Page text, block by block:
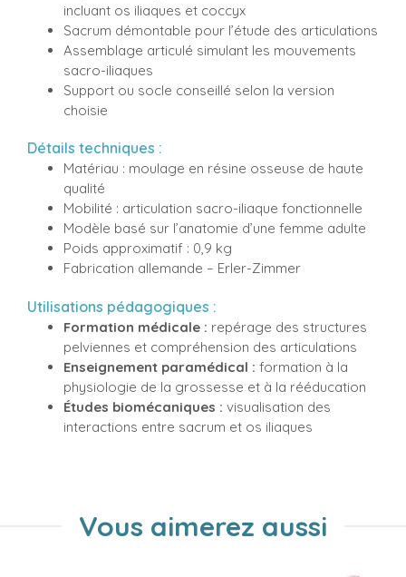
incluant os iliaques et coccyx
Sacrum démontable pour l’étude des articulations
Assemblage articulé simulant les mouvements
sacro-iliaques
Support ou socle conseillé selon la version
choisie
Détails techniques :
Matériau : moulage en résine osseuse de haute
qualité
Mobilité : articulation sacro-iliaque fonctionnelle
Modèle basé sur l’anatomie d’une femme adulte
Poids approximatif : 0,9 kg
Fabrication allemande – Erler-Zimmer
Utilisations pédagogiques :
Formation médicale : repérage des structures
pelviennes et compréhension des articulations
Enseignement paramédical : formation à la
physiologie de la grossesse et à la rééducation
Études biomécaniques : visualisation des
interactions entre sacrum et os iliaques
Vous aimerez aussi